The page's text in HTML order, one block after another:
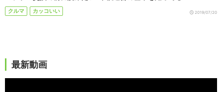
クルマ カッコいい 2019/07/20
最新動画